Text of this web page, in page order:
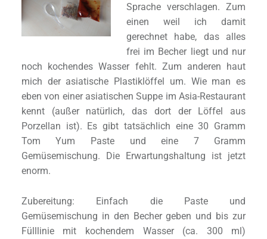
Sprache verschlagen. Zum
einen weil ich damit
gerechnet habe, das alles
frei im Becher liegt und nur
noch kochendes Wasser fehlt. Zum anderen haut
mich der asiatische Plastiklöffel um. Wie man es
eben von einer asiatischen Suppe im Asia-Restaurant
kennt (außer natürlich, das dort der Löffel aus
Porzellan ist). Es gibt tatsächlich eine 30 Gramm
Tom Yum Paste und eine 7 Gramm
Gemüsemischung. Die Erwartungshaltung ist jetzt
enorm.
Zubereitung: Einfach die Paste und
Gemüsemischung in den Becher geben und bis zur
Fülllinie mit kochendem Wasser (ca. 300 ml)